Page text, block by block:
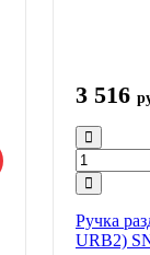
3 516
Ручка
URB2)